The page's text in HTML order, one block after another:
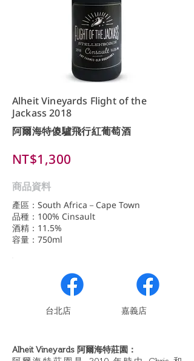
Alheit Vineyards Flight of the
Jackass 2018
阿爾海特傻驢飛行紅葡萄酒
NT$1,300
商品資料
產區：South Africa－Cape Town
品種：100% Cinsault
酒精：11.5%
容量：750ml
​台北店 嘉義店
Alheit Vineyards 阿爾海特莊園：